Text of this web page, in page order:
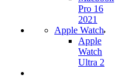
Pro 16
2021
Apple Watch
Apple
Watch
Ultra 2